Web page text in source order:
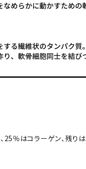
％はコラーゲン、残りは